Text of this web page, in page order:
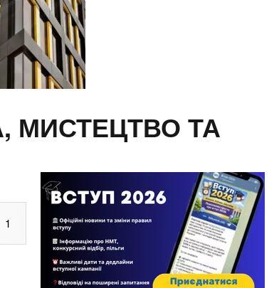
МИСТЕЦТВО ТА
1